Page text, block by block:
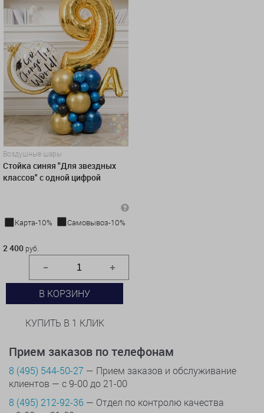
Воздушные шары
Стойка синяя "Для звездных
классов" с одной цифрой
Карта-10%
Самовывоз-10%
2 400 руб.
В КОРЗИНУ
КУПИТЬ В 1 КЛИК
Прием заказов по телефонам
8 (495) 544-50-27 — Прием заказов и обслуживание
клиентов — с 9-00 до 21-00
8 (495) 212-92-36 — Отдел по контролю качества